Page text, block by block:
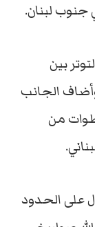
لبنان.
بين
وأضاف الجانب
من
على الحدود